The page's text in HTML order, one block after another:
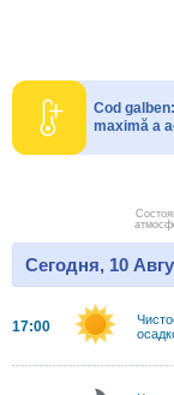
Cod
maximă a
Сегодня, 10
17:00